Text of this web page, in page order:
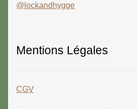
@lockandhygge
Mentions Légales
CGV